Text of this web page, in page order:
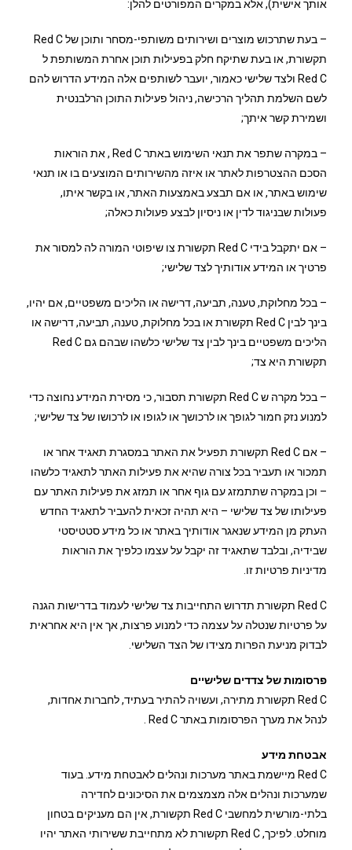
אותך אישית), אלא במקרים המפורטים להלן:
– בעת שתרכוש מוצרים ושירותים משותפי-מסחר ותוכן של Red C
תקשורת, או בעת שתיקח חלק בפעילות תוכן אחרת המשותפת ל
Red C ולצד שלישי כאמור, יועבר לשותפים אלה המידע הדרוש להם
לשם השלמת תהליך הרכישה, ניהול פעילות התוכן הרלבנטית
ושמירת קשר איתך;
– במקרה שתפר את תנאי השימוש באתר Red C , את הוראות
הסכם ההצטרפות לאתר או איזה מהשירותים המוצעים בו או תנאי
שימוש באתר, או אם תבצע באמצעות האתר, או בקשר איתו,
פעולות שבניגוד לדין או ניסיון לבצע פעולות כאלה;
– אם יתקבל בידי Red C תקשורת צו שיפוטי המורה לה למסור את
פרטיך או המידע אודותיך לצד שלישי;
– בכל מחלוקת, טענה, תביעה, דרישה או הליכים משפטיים, אם יהיו,
בינך לבין Red C תקשורת או בכל מחלוקת, טענה, תביעה, דרישה או
הליכים משפטיים בינך לבין צד שלישי כלשהו שבהם גם Red C
תקשורת היא צד;
– בכל מקרה ש Red C תקשורת תסבור, כי מסירת המידע נחוצה כדי
למנוע נזק חמור לגופך או לרכושך או לגופו או לרכושו של צד שלישי;
– אם Red C תקשורת תפעיל את האתר במסגרת תאגיד אחר או
תמכור או תעביר בכל צורה שהיא את פעילות האתר לתאגיד כלשהו
– וכן במקרה שתתמזג עם גוף אחר או תמזג את פעילות האתר עם
פעילותו של צד שלישי – היא תהיה זכאית להעביר לתאגיד החדש
העתק מן המידע שנאגר אודותיך באתר או כל מידע סטטיסטי
שבידיה, ובלבד שתאגיד זה יקבל על עצמו כלפיך את הוראות
מדיניות פרטיות זו.
Red C תקשורת תדרוש התחייבות צד שלישי לעמוד בדרישות הגנה
על פרטיות שנטלה על עצמה כדי למנוע פרצות, אך אין היא אחראית
לבדוק מניעת הפרות מצידו של הצד השלישי.
פרסומות של צדדים שלישיים
Red C תקשורת מתירה, ועשויה להתיר בעתיד, לחברות אחדות,
לנהל את מערך הפרסומות באתר Red C .
אבטחת מידע
Red C מיישמת באתר מערכות ונהלים לאבטחת מידע. בעוד
שמערכות ונהלים אלה מצמצמים את הסיכונים לחדירה
בלתי-מורשית למחשבי Red C תקשורת, אין הם מעניקים בטחון
מוחלט. לפיכך, Red C תקשורת לא מתחייבת ששירותי האתר יהיו